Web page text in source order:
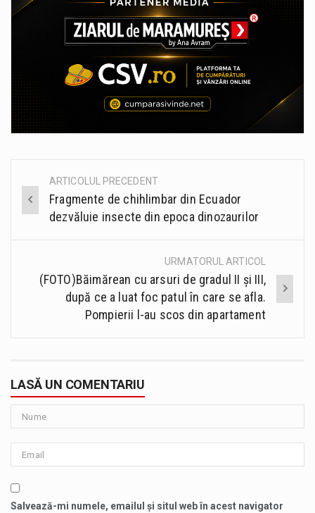
Post
navigation
ARTICOLUL PRECEDENT
Fragmente de chihlimbar din Ecuador
dezvăluie insecte din epoca dinozaurilor
URMATORUL ARTICOL
(FOTO)Băimărean cu arsuri de gradul II și III,
după ce a luat foc patul în care se afla.
Pompierii l-au scos din apartament
LASĂ UN COMENTARIU
Salvează-mi numele, emailul și situl web în acest navigator